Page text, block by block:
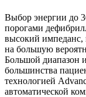
Выбор энергии до
порогами
высокий импеданс,
на большую
Большой диапазон
большинства
технологией
автоматической